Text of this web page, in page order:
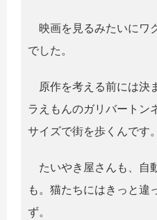
映画を見るみたいにワ
でした。
原作を考える前には決
ラえもんのガリバートン
サイズで街を歩くんです。
たいやき屋さんも、自
も。猫たちにはきっと違
ず。